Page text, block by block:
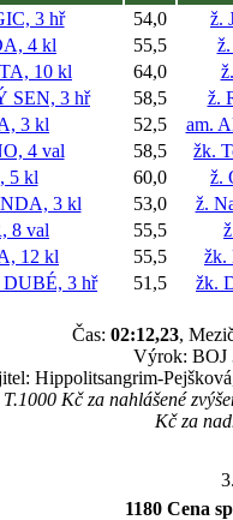
3 hř 54,0
ž.
4 kl 55,5
10 kl 64,0
SEN, 3 hř 58,5
ž.
3 kl 52,5
am.
4 val 58,5
žk.
5 kl 60,0
ž.
3 kl 53,0
ž.
8 val 55,5
12 kl 55,5
žk.
3 hř 51,5 žk.
Čas: 02:12,23,
Výrok: BOJ
Hippolitsangrim-
T.1000 Kč za nahlášené
Kč za
1180 Cena